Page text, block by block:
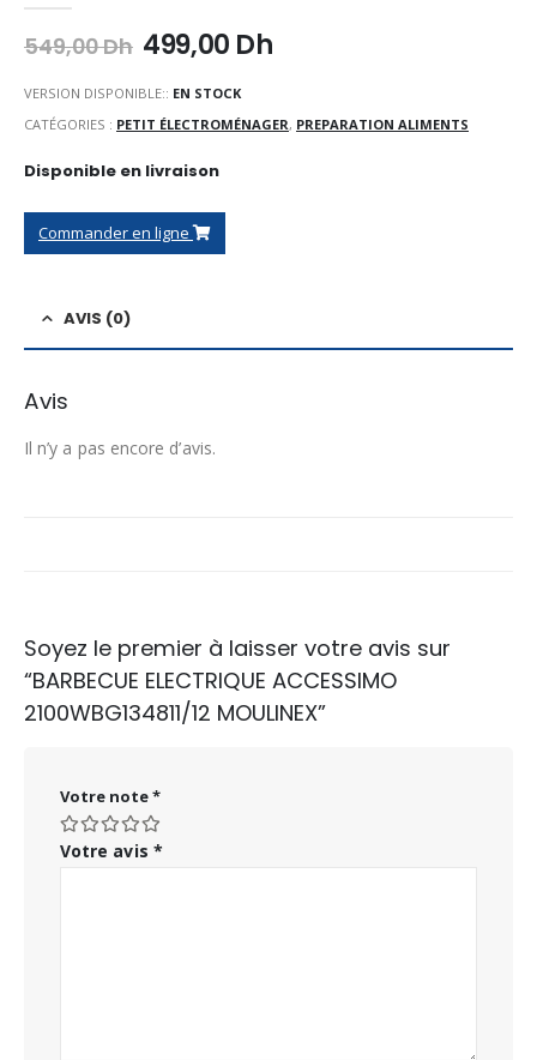
549,00Dh Le
prix
initial
était :
499,00 DhLe
est :
VERSION DISPONIBLE:: EN STOCK
CATÉGORIES : PETIT ÉLECTROMÉNAGER, PREPARATION ALIMENTS
Disponible en livraison
Commander en ligne
AVIS (0)
Avis
Il n’y a pas encore d’avis.
Soyez le premier à laisser votre avis sur
“BARBECUE ELECTRIQUE ACCESSIMO
2100WBG134811/12 MOULINEX”
Votre note*
Votre avis *